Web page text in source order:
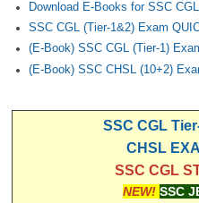
Download E-Books for SSC
SSC CGL (Tier-1&2) Exam
(E-Book) SSC CGL (Tier-1)
(E-Book) SSC CHSL (10+2)
SSC CGL
CHSL
SSC CGL
NEW! SSC